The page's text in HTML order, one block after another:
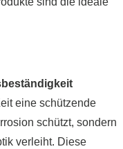
eine schützende
schützt, sondern
verleiht. Diese